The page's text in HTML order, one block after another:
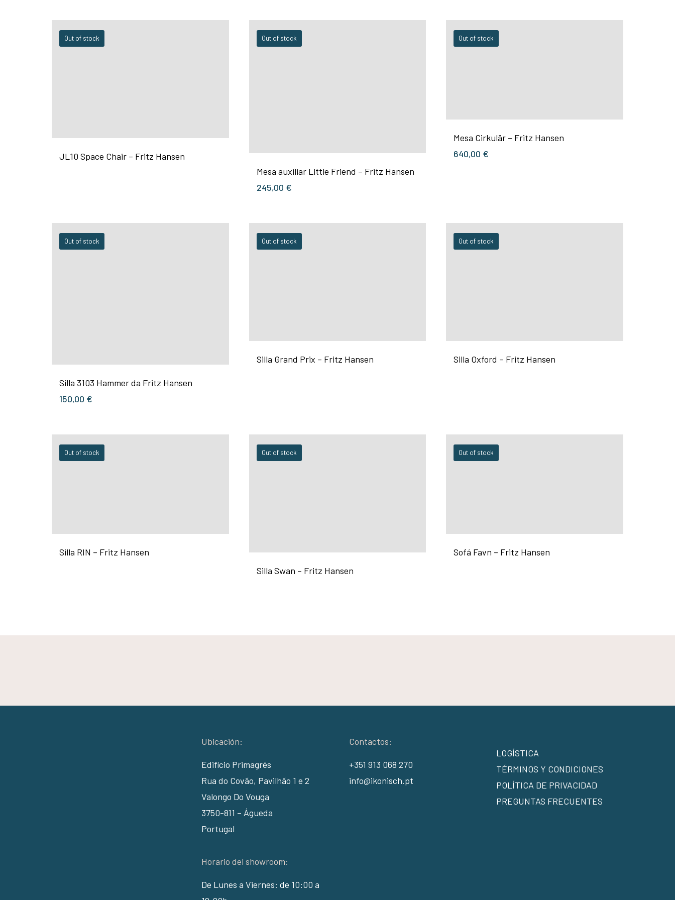
Out of stock
JL10 Space Chair – Fritz Hansen
Out of stock
Mesa auxiliar Little Friend – Fritz Hansen
245,00 €
Out of stock
Mesa Cirkulär – Fritz Hansen
640,00 €
Out of stock
Silla 3103 Hammer da Fritz Hansen
150,00 €
Out of stock
Silla Grand Prix – Fritz Hansen
Out of stock
Silla Oxford – Fritz Hansen
Out of stock
Silla RIN – Fritz Hansen
Out of stock
Silla Swan – Fritz Hansen
Out of stock
Sofá Favn – Fritz Hansen
Ubicación:
Edifício Primagrés
Rua do Covão, Pavilhão 1 e 2
Valongo Do Vouga
3750-811 – Águeda
Portugal
Horario del showroom:
De Lunes a Viernes: de 10:00 a
Contactos:
+351 913 068 270
info@ikonisch.pt
LOGÍSTICA
TÉRMINOS Y CONDICIONES
POLÍTICA DE PRIVACIDAD
PREGUNTAS FRECUENTES